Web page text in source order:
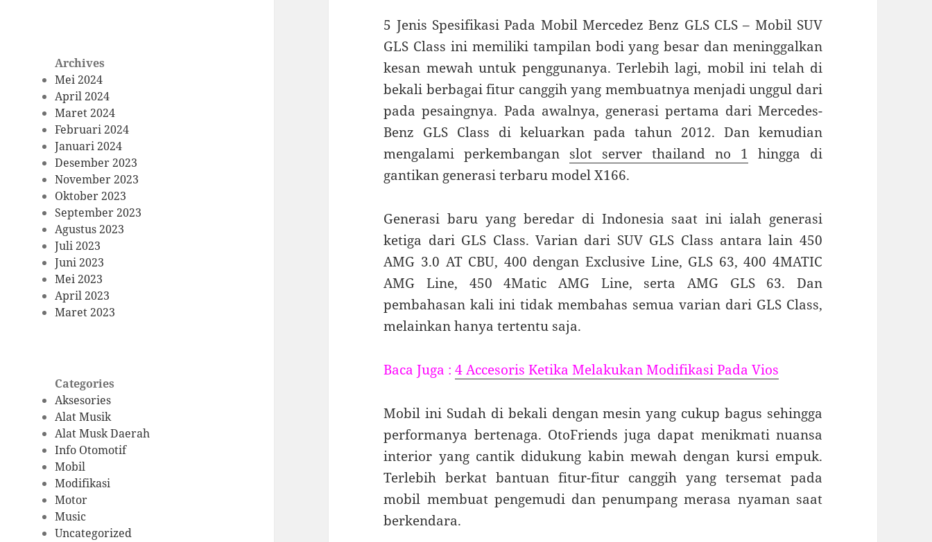
Archives
Mei 2024
April 2024
Maret 2024
Februari 2024
Januari 2024
Desember 2023
November 2023
Oktober 2023
September 2023
Agustus 2023
Juli 2023
Juni 2023
Mei 2023
April 2023
Maret 2023
Categories
Aksesories
Alat Musik
Alat Musk Daerah
Info Otomotif
Mobil
Modifikasi
Motor
Music
Uncategorized
5 Jenis Spesifikasi Pada Mobil Mercedez Benz GLS CLS – Mobil SUV
GLS Class ini memiliki tampilan bodi yang besar dan meninggalkan
kesan mewah untuk penggunanya. Terlebih lagi, mobil ini telah di
bekali berbagai fitur canggih yang membuatnya menjadi unggul dari
pada pesaingnya. Pada awalnya, generasi pertama dari Mercedes-
Benz GLS Class di keluarkan pada tahun 2012. Dan kemudian
mengalami perkembangan slot server thailand no 1 hingga di
gantikan generasi terbaru model X166.
Generasi baru yang beredar di Indonesia saat ini ialah generasi
ketiga dari GLS Class. Varian dari SUV GLS Class antara lain 450
AMG 3.0 AT CBU, 400 dengan Exclusive Line, GLS 63, 400 4MATIC
AMG Line, 450 4Matic AMG Line, serta AMG GLS 63. Dan
pembahasan kali ini tidak membahas semua varian dari GLS Class,
melainkan hanya tertentu saja.
Baca Juga :4 Accesoris Ketika Melakukan Modifikasi Pada Vios
Mobil ini Sudah di bekali dengan mesin yang cukup bagus sehingga
performanya bertenaga. OtoFriends juga dapat menikmati nuansa
interior yang cantik didukung kabin mewah dengan kursi empuk.
Terlebih berkat bantuan fitur-fitur canggih yang tersemat pada
mobil membuat pengemudi dan penumpang merasa nyaman saat
berkendara.